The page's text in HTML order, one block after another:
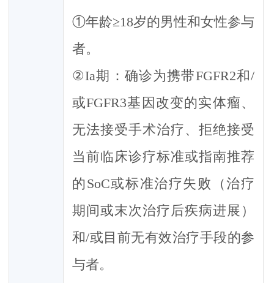
①年龄≥18岁的男性和女性参与
者。
②Ia期：确诊为携带FGFR2和/
或FGFR3基因改变的实体瘤、
无法接受手术治疗、拒绝接受
当前临床诊疗标准或指南推荐
的SoC或标准治疗失败（治疗
期间或末次治疗后疾病进展）
和/或目前无有效治疗手段的参
与者。